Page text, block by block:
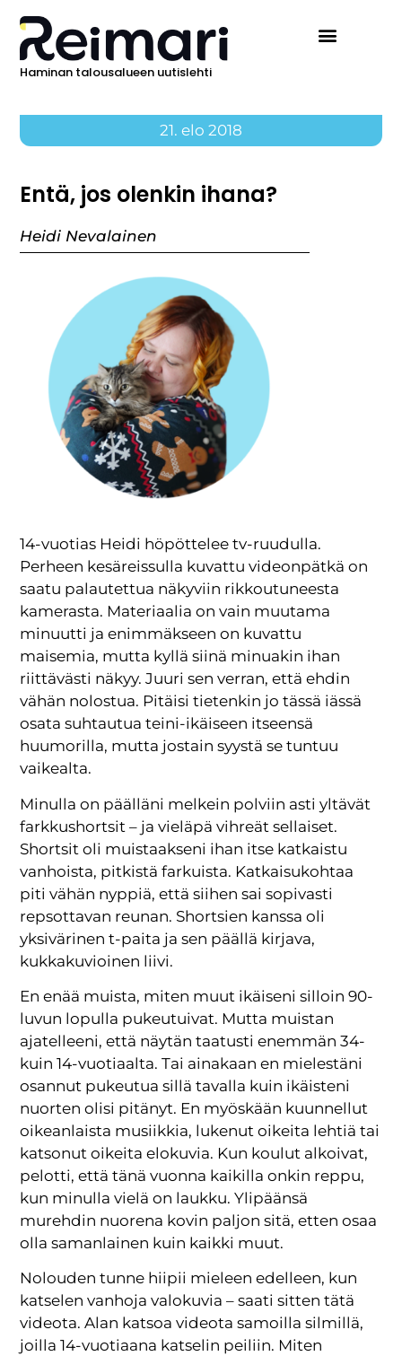
Haminan talousalueen uutislehti
21. elo 2018
Entä, jos olenkin ihana?
Heidi Nevalainen
14-vuotias Heidi höpöttelee tv-ruudulla.
Perheen kesäreissulla kuvattu videonpätkä on
saatu palautettua näkyviin rikkoutuneesta
kamerasta. Materiaalia on vain muutama
minuutti ja enimmäkseen on kuvattu
maisemia, mutta kyllä siinä minuakin ihan
riittävästi näkyy. Juuri sen verran, että ehdin
vähän nolostua. Pitäisi tietenkin jo tässä iässä
osata suhtautua teini-ikäiseen itseensä
huumorilla, mutta jostain syystä se tuntuu
vaikealta.
Minulla on päälläni melkein polviin asti yltävät
farkku­shortsit – ja vieläpä vihreät sellaiset.
Shortsit oli muistaakseni ihan itse katkaistu
vanhoista, pitkistä farkuista. Katkaisukohtaa
piti vähän nyppiä, että siihen sai sopivasti
repsottavan reunan. Shortsien kanssa oli
yksivärinen t-paita ja sen päällä kirjava,
kukkakuvioinen liivi.
En enää muista, miten muut ikäiseni silloin 90-
luvun lopulla pukeutuivat. Mutta muistan
ajatelleeni, että näytän taatusti enemmän 34-
kuin 14-vuotiaalta. Tai ainakaan en mielestäni
osannut pukeutua sillä tavalla kuin ikäisteni
nuorten olisi pitänyt. En myöskään kuunnellut
oikeanlaista musiikkia, lukenut oikeita lehtiä tai
katsonut oikeita elokuvia. Kun koulut alkoivat,
pelotti, että tänä vuonna kaikilla onkin reppu,
kun minulla vielä on laukku. Ylipäänsä
murehdin nuorena kovin paljon sitä, etten osaa
olla samanlainen kuin kaikki muut.
Nolouden tunne hiipii mieleen edelleen, kun
katselen vanhoja valokuvia – saati sitten tätä
videota. Alan katsoa videota samoilla silmillä,
joilla 14-vuotiaana katselin peiliin. Miten